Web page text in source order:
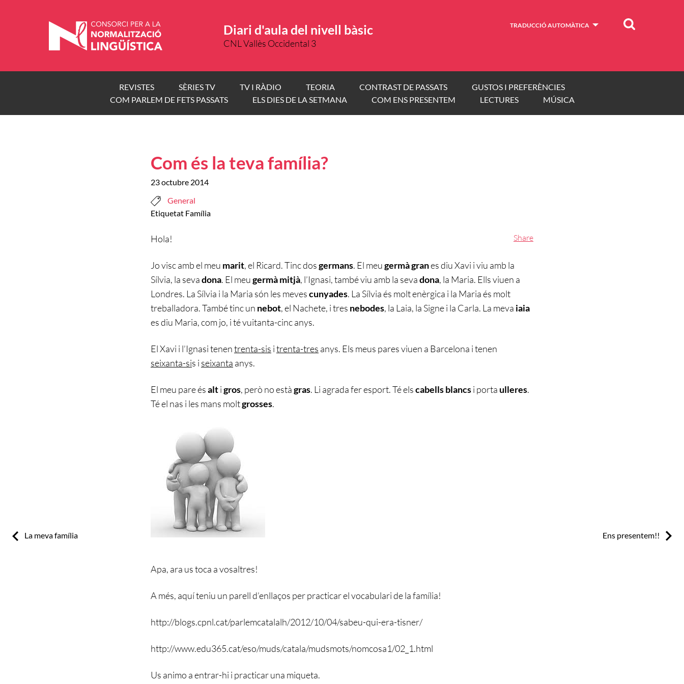
Diari d'aula del nivell bàsic
CNL Vallès Occidental 3
TRADUCCIÓ AUTOMÀTICA Cercar
REVISTES SÈRIES TV TV I RÀDIO TEORIA CONTRAST DE PASSATS
GUSTOS I PREFERÈNCIES
COM PARLEM DE FETS PASSATS
ELS DIES DE LA SETMANA COM ENS PRESENTEM LECTURES MÚSICA
Com és la teva família?
23 octubre 2014
General
Etiquetat Família
Share
Hola!
Jo visc amb el meu marit, el Ricard. Tinc dosgermans. El meugermà granes diu Xavi i viu amb la
Sílvia, la sevadona. El meugermà mitjà, l’Ignasi, també viu amb la sevadona, la Maria. Ells viuen a
Londres. La Sílvia i la Maria són les mevescunyades. La Sílvia és molt enèrgica i la Maria és molt
treballadora. També tinc un nebot, el Nachete, i tres nebodes, la Laia, la Signe i la Carla. La meva iaia
es diu Maria, com jo, i té vuitanta-cinc anys.
El Xavi i l’Ignasi tenentrenta-sis itrenta-tres anys. Els meus pares viuen a Barcelona i tenen
seixanta-sis i seixanta anys.
El meu pare ésaltigros, però no estàgras. Li agrada fer esport. Té elscabells blancsi porta ulleres.
Té el nas i les mans moltgrosses.
Apa, ara us toca a vosaltres!
A més, aquí teniu un parell d’enllaços per practicar el vocabulari de la família!
http://blogs.cpnl.cat/parlemcatalalh/2012/10/04/sabeu-qui-era-tisner/
http://www.edu365.cat/eso/muds/catala/mudsmots/nomcosa1/02_1.html
Us animo a entrar-hi i practicar una miqueta.
Previous:
La meva família Next:
Ens presentem!!